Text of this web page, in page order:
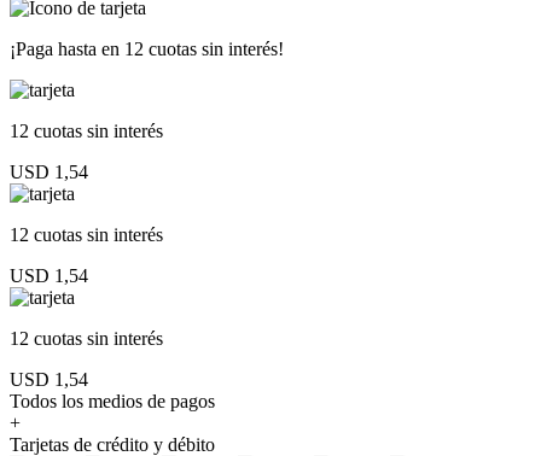
¡Paga hasta en 12 cuotas sin interés!
12 cuotas sin interés
USD 1,54
12 cuotas sin interés
USD 1,54
12 cuotas sin interés
USD 1,54
Todos los medios de pagos
+
Tarjetas de crédito y débito